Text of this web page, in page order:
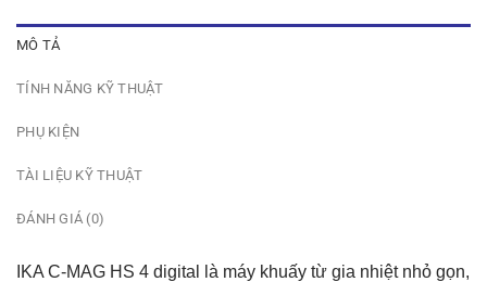
MÔ TẢ
TÍNH NĂNG KỸ THUẬT
PHỤ KIỆN
TÀI LIỆU KỸ THUẬT
ĐÁNH GIÁ (0)
IKA C-MAG HS 4 digital là máy khuấy từ gia nhiệt nhỏ gọn,